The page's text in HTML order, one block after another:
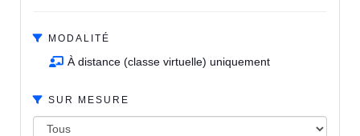
MODALITÉ
À distance (classe virtuelle) uniquement
SUR MESURE